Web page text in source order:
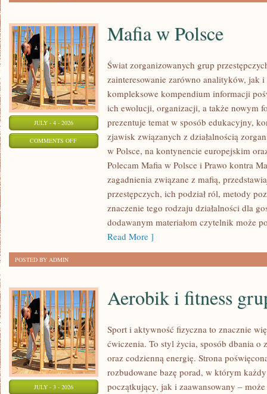
JULY - 4 - 2026
COMMENTS OFFON
Mafia w Polsce
Świat zorganizowanych grup
zainteresowanie zarówno analityków, jak
kompleksowe kompendium informacji
ich ewolucji, organizacji, a także nowym
prezentuje temat w sposób edukacyjny,
zjawisk związanych z działalnością
w Polsce, na kontynencie europejskim
Polecam Mafia w Polsce i Prawo kontra
zagadnienia związane z mafią,
przestępczych, ich podział ról, metody
znaczenie tego rodzaju działalności dla
dodawanym materiałom czytelnik może
Read More ]
POSTED BY ADMIN
JULY - 3 - 2026
Aerobik i fitness
Sport i aktywność fizyczna to znacznie
ćwiczenia. To styl życia, sposób dbania o
oraz codzienną energię. Strona
rozbudowane bazę porad, w którym
początkujący, jak i zaawansowany –